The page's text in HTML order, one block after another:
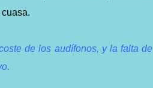
de los audífonos, y la falta de